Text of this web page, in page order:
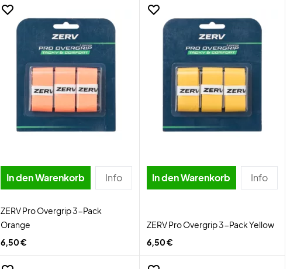
In den Warenkorb Info
ZERV Pro Overgrip 3-Pack
Orange
6,50 €
In den Warenkorb Info
ZERV Pro Overgrip 3-Pack Yellow
6,50 €